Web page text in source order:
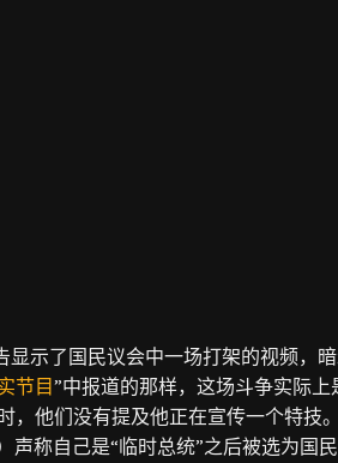
显示了国民议会中一场打架的视频，
节目”中报道的那样，这场斗争实际
，他们没有提及他正在宣传一个特技
声称自己是“临时总统”之后被选为国